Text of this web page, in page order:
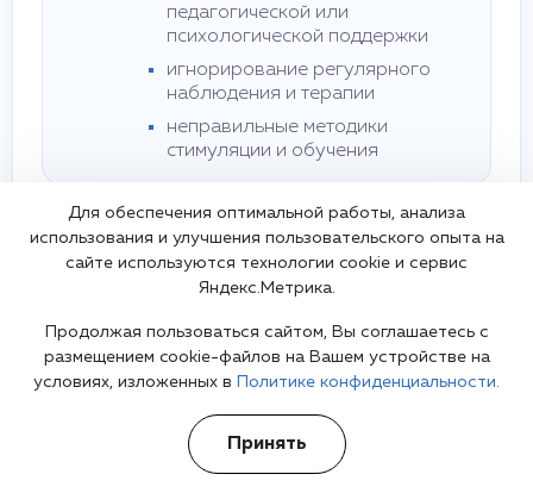
педагогической или
психологической поддержки
игнорирование регулярного
наблюдения и терапии
неправильные методики
стимуляции и обучения
Преимущества обращения к
специалисту
точная диагностика и выявление
особенностей развития ребёнка
контроль прогресса, адаптация методов
обучения и снижение рисков осложнений
При ухудшении развития или появлении новых
тревожных симптомов необходимо срочно
Для обеспечения оптимальной работы, анализа
использования и улучшения пользовательского опыта на
сайте используются технологии cookie и сервис
Яндекс.Метрика.
Продолжая пользоваться сайтом, Вы соглашаетесь с
размещением cookie-файлов на Вашем устройстве на
условиях, изложенных в
Политике конфиденциальности.
Принять